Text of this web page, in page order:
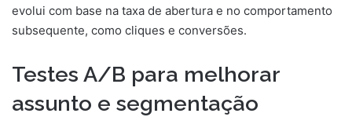
evolui com base na taxa de abertura e no comportamento
subsequente, como cliques e conversões.
Testes A/B para melhorar
assunto e segmentação